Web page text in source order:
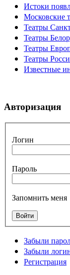
Истоки
Московские
Театры
Театры
Театры
Театры
Известные
Авторизация
Логин
Пароль
Запомнить меня
Забыли
Забыли
Регистрация